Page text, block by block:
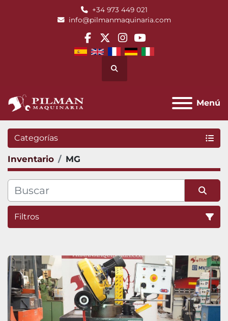
+34 973 449 021
info@pilmanmaquinaria.com
facebook
twitterinstagram
youtube
Buscar
Menú
Categorías
Inventario MG
Filtros